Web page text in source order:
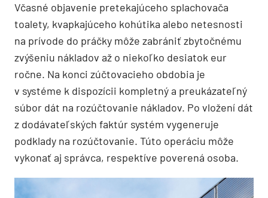
Včasné objavenie pretekajúceho splachovača
toalety, kvapkajúceho kohútika alebo netesnosti
na prívode do práčky môže zabrániť zbytočnému
zvýšeniu nákladov až o niekoľko desiatok eur
ročne. Na konci zúčtovacieho obdobia je
v systéme k dispozícii kompletný a preukázateľný
súbor dát na rozúčtovanie nákladov. Po vložení dát
z dodávateľských faktúr systém vygeneruje
podklady na rozúčtovanie. Túto operáciu môže
vykonať aj správca, respektíve poverená osoba.